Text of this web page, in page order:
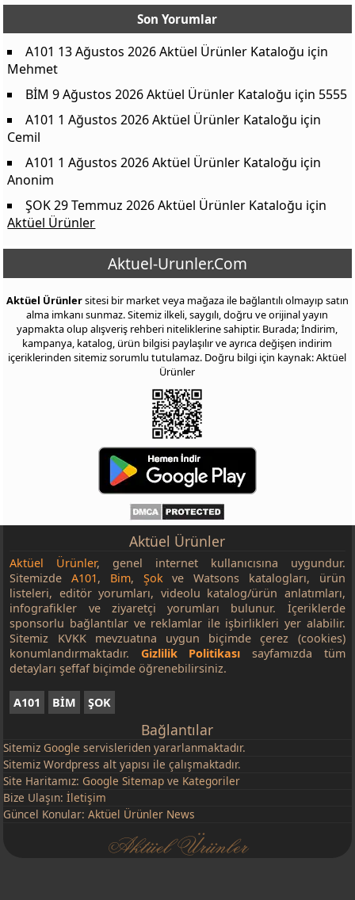
Son Yorumlar
A101 13 Ağustos 2026 Aktüel Ürünler Kataloğu için
Mehmet
BİM 9 Ağustos 2026 Aktüel Ürünler Kataloğu için 5555
A101 1 Ağustos 2026 Aktüel Ürünler Kataloğu için
Cemil
A101 1 Ağustos 2026 Aktüel Ürünler Kataloğu için
Anonim
ŞOK 29 Temmuz 2026 Aktüel Ürünler Kataloğu için
Aktüel Ürünler
Aktuel-Urunler.Com
Aktüel Ürünlersitesi bir market veya mağaza ile bağlantılı olmayıp satın
alma imkanı sunmaz. Sitemiz ilkeli, saygılı, doğru ve orijinal yayın
yapmakta olup alışveriş rehberi niteliklerine sahiptir. Burada; İndirim,
kampanya, katalog, ürün bilgisi paylaşılır ve ayrıca değişen indirim
içeriklerinden sitemiz sorumlu tutulamaz. Doğru bilgi için kaynak: Aktüel
Ürünler
Aktüel Ürünler
Aktüel Ürünler, genel internet kullanıcısına uygundur.
SitemizdeA101, Bim, Şokve Watsons katalogları, ürün
listeleri, editör yorumları, videolu katalog/ürün anlatımları,
infografikler ve ziyaretçi yorumları bulunur. İçeriklerde
sponsorlu bağlantılar ve reklamlar ile işbirlikleri yer alabilir.
Sitemiz KVKK mevzuatına uygun biçimde çerez (cookies)
konumlandırmaktadır. Gizlilik Politikası sayfamızda tüm
detayları şeffaf biçimde öğrenebilirsiniz.
A101 BİM ŞOK
Bağlantılar
Sitemiz Google servisleriden yararlanmaktadır.
Sitemiz Wordpress alt yapısı ile çalışmaktadır.
Site Haritamız: Google Sitemap ve Kategoriler
Bize Ulaşın:İletişim
Güncel Konular:Aktüel Ürünler News